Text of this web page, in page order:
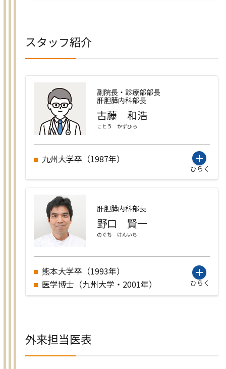
スタッフ紹介
副院長・診療部部長
肝胆膵内科部長
古藤 和浩
ことう かずひろ
九州大学卒（1987年）
ひらく
肝胆膵内科部長
野口 賢一
のぐち けんいち
熊本大学卒（1993年）
医学博士（九州大学・2001年）
ひらく
外来担当医表